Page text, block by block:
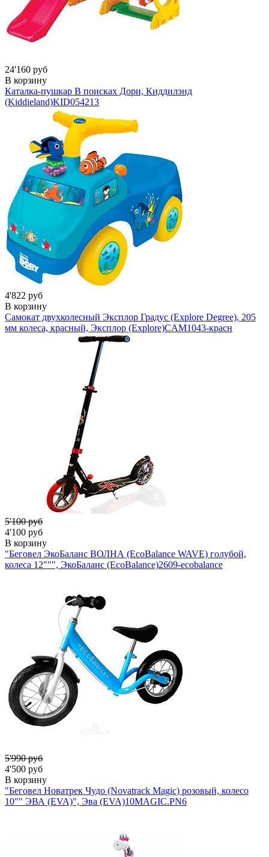
24'160 руб
В корзину
Каталка-пушкар В поисках Дори, Киддилэнд
(Kiddieland)KID054213
4'822 руб
В корзину
Самокат двухколесный Эксплор Градус (Explore Degree), 205
мм колеса, красный, Эксплор (Explore)CAM1043-красн
5'100 руб
4'100 руб
В корзину
"Беговел ЭкоБаланс ВОЛНА (EcoBalance WAVE) голубой,
колеса 12""", ЭкоБаланс (EcoBalance)2609-ecobalance
5'990 руб
4'500 руб
В корзину
"Беговел Новатрек Чудо (Novatrack Magic) розовый, колесо
10"" ЭВА (EVA)", Эва (EVA)10MAGIC.PN6